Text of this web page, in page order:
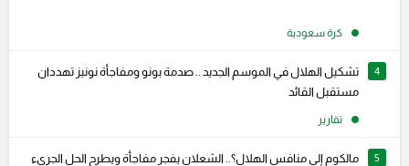
كرة سعودية
4
تشكيل الهلال في الموسم الجديد .. صدمة بونو ومفاجأة نونيز تهددان
مستقبل القائد
تقارير
5 مالكوم إلى منافس الهلال؟.. الشعلان يفجر مفاجأة ويطرح الحل الجريء